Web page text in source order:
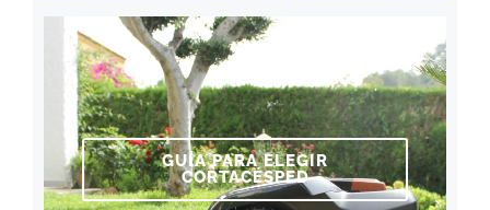
GUÍA PARA ELEGIR
CORTACÉSPED